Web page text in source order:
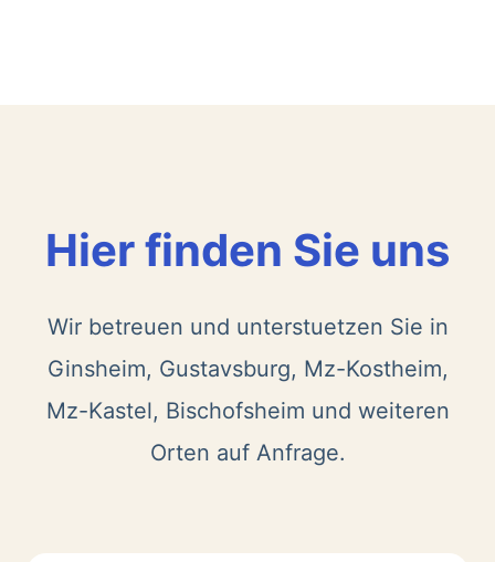
Hier finden Sie uns
Wir betreuen und unterstuetzen Sie in
Ginsheim, Gustavsburg, Mz-Kostheim,
Mz-Kastel, Bischofsheim und weiteren
Orten auf Anfrage.